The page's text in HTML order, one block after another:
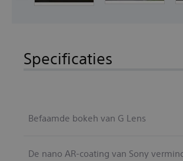
Specificaties
Befaamde bokeh van G Lens
De nano AR-coating van Sony